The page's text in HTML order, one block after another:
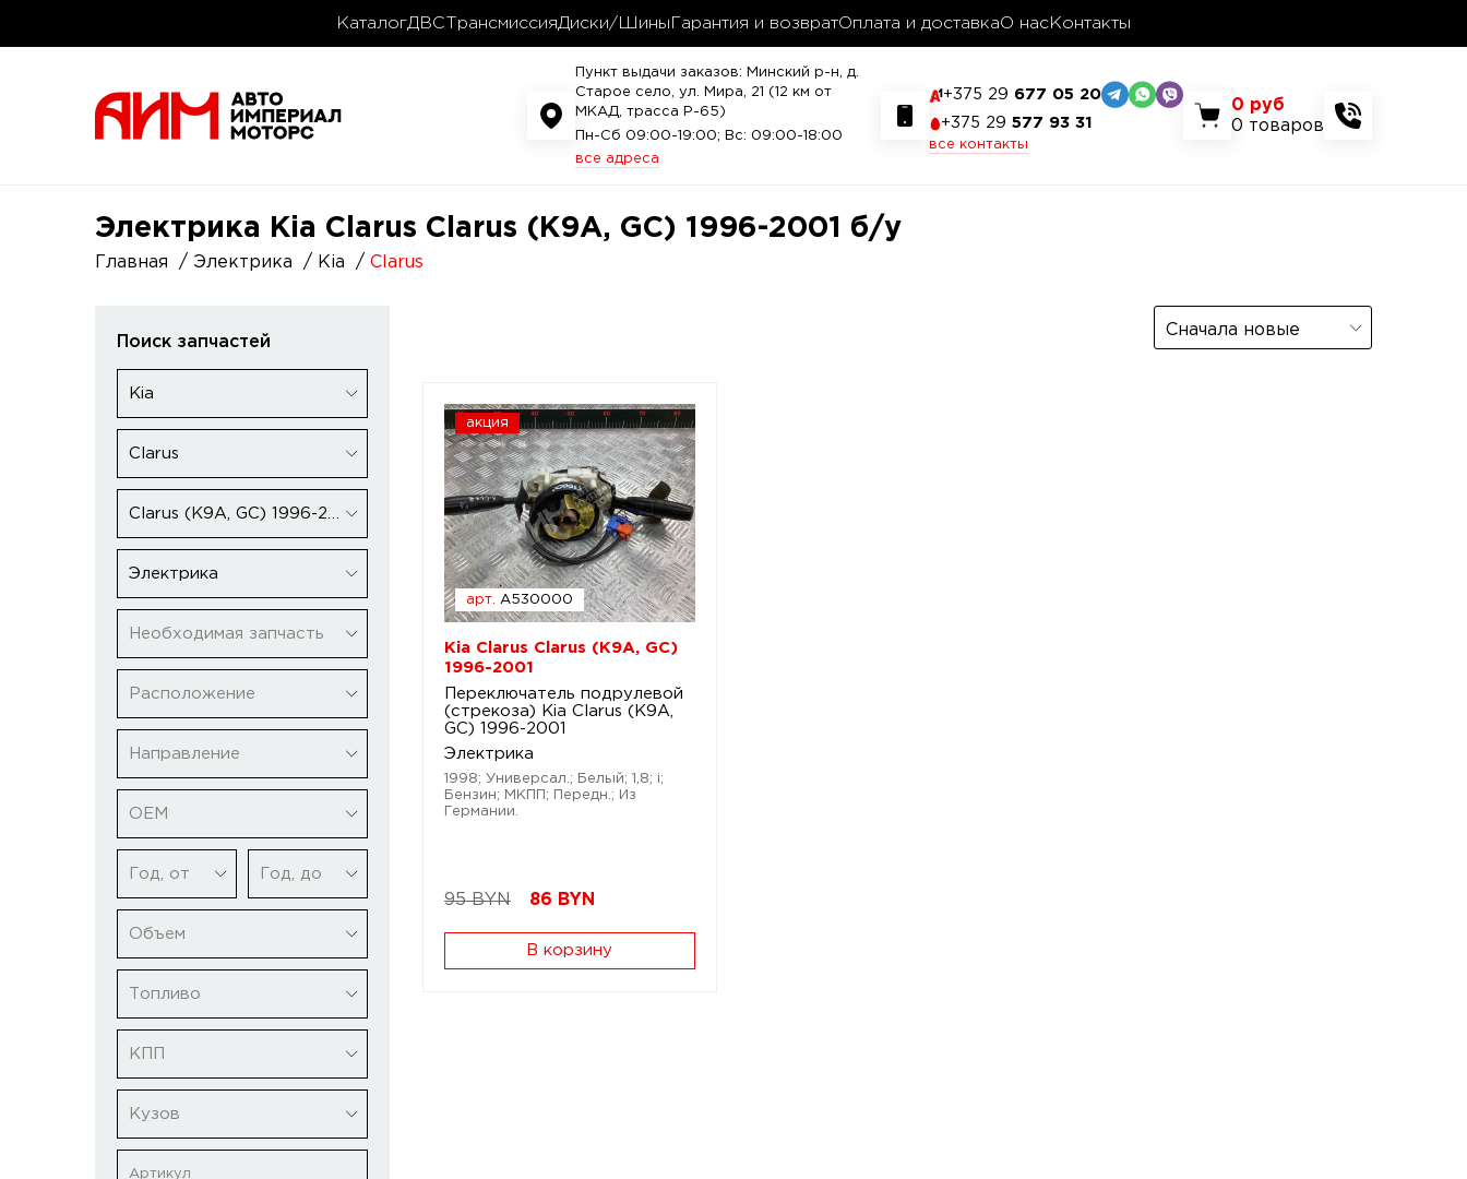
КаталогДВС ТрансмиссияДиски/Шины Гарантия и возвратОплата и доставкаО нас Контакты
Пункт выдачи заказов: Минский р-н, д.
Старое село, ул. Мира, 21 (12 км от
МКАД, трасса P-65)
Пн-Сб 09:00-19:00; Вс: 09:00-18:00
все адреса
+375 29 677 05 20
+375 29 577 93 31
все контакты
0 руб
0 товаров
Электрика Kia Clarus Clarus (K9A, GC) 1996-2001 б/у
Главная Электрика Kia Clarus
Поиск запчастей
Kia
Clarus
Электрика
Необходимая запчасть
Расположение
Направление
ОЕМ
Год, от Год, до
Объем
Топливо
КПП
Кузов
Сначала новые
акция
арт. A530000
Kia Clarus Clarus (K9A, GC)
1996-2001
Переключатель подрулевой
(стрекоза) Kia Clarus (K9A,
GC) 1996-2001
Электрика
1998; Универсал.; Белый; 1,8; i;
Бензин; МКПП; Передн.; Из
Германии.
95 BYN 86 BYN
В корзину